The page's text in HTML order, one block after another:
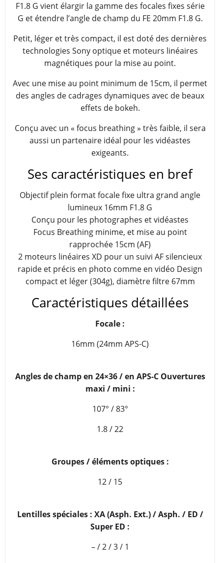
F1.8 G vient élargir la gamme des focales fixes série
G et étendre l’angle de champ du FE 20mm F1.8 G.
Petit, léger et très compact, il est doté des dernières
technologies Sony optique et moteurs linéaires
magnétiques pour la mise au point.
Avec une mise au point minimum de 15cm, il permet
des angles de cadrages dynamiques avec de beaux
effets de bokeh.
Conçu avec un « focus breathing » très faible, il sera
aussi un partenaire idéal pour les vidéastes
exigeants.
Ses caractéristiques en bref
Objectif plein format focale fixe ultra grand angle
lumineux 16mm F1.8 G
Conçu pour les photographes et vidéastes
Focus Breathing minime, et mise au point
rapprochée 15cm (AF)
2 moteurs linéaires XD pour un suivi AF silencieux
rapide et précis en photo comme en vidéo Design
compact et léger (304g), diamètre filtre 67mm
Caractéristiques détaillées
Focale :
16mm (24mm APS-C)
Angles de champ en 24×36 / en APS-C Ouvertures
maxi / mini :
107° / 83°
1.8 / 22
Groupes / éléments optiques :
12 / 15
Lentilles spéciales : XA (Asph. Ext.) / Asph. / ED /
Super ED :
– / 2 / 3 / 1